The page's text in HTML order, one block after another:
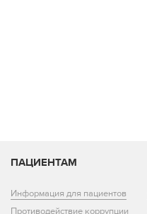
ПАЦИЕНТАМ
Информация для пациентов
Противодействие коррупции